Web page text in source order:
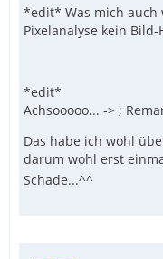
*edit* Was mich auch
Pixelanalyse kein
*edit*
Achsooooo... -> ;
Das habe ich wohl
darum wohl erst
Schade...^^